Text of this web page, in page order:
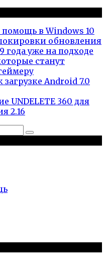
в Windows 10
обновления
года уже на подходе
станут
Android 7.0
UNDELETE 360 для
2.16